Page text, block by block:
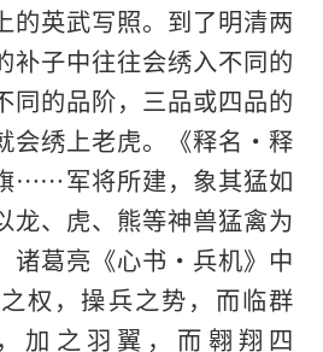
的英武写照。到了明清两
补子中往往会绣入不同的
同的品阶，三品或四品的
会绣上老虎。《释名·释
……军将所建，象其猛如
、虎、熊等神兽猛禽为
诸葛亮《心书·兵机》中
权，操兵之势，而临群
加之羽翼，而翱翔四